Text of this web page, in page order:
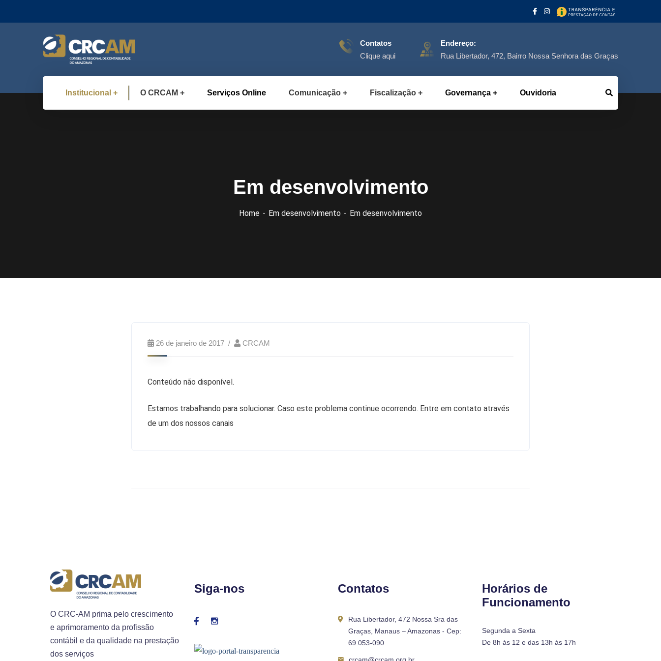
Contatos
Clique aqui
Endereço:
Rua Libertador, 472, Bairro Nossa Senhora das Graças
Institucional O CRCAM Serviços Online Comunicação Fiscalização Governança Ouvidoria
Em desenvolvimento
Home Em desenvolvimento Em desenvolvimento
26 de janeiro de 2017 CRCAM
Conteúdo não disponível.
Estamos trabalhando para solucionar. Caso este problema continue ocorrendo. Entre em contato através
de um dos nossos canais
O CRC-AM prima pelo crescimento
e aprimoramento da profissão
contábil e da qualidade na prestação
dos serviços
Siga-nos Contatos
Rua Libertador, 472 Nossa Sra das
Graças, Manaus – Amazonas - Cep:
69.053-090
Horários de
Funcionamento
Segunda a Sexta
De 8h às 12 e das 13h às 17h